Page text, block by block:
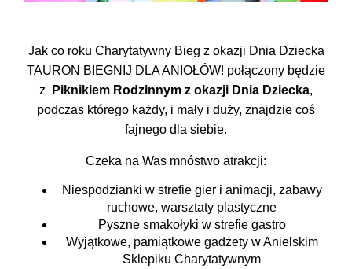
Jak co roku Charytatywny Bieg z okazji Dnia Dziecka
TAURON BIEGNIJ DLA ANIOŁÓW! połączony będzie
z
Piknikiem Rodzinnym z okazji Dnia Dziecka,
podczas którego każdy, i mały i duży, znajdzie coś
fajnego dla siebie.
Czeka na Was mnóstwo atrakcji:
Niespodzianki w strefie gier i animacji, zabawy
ruchowe, warsztaty plastyczne
Pyszne smakołyki w strefie gastro
Wyjątkowe, pamiątkowe gadżety w Anielskim
Sklepiku Charytatywnym